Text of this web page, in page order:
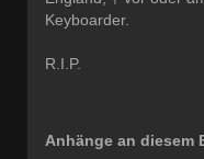
Keyboarder.
R.I.P.
Anhänge an diesem